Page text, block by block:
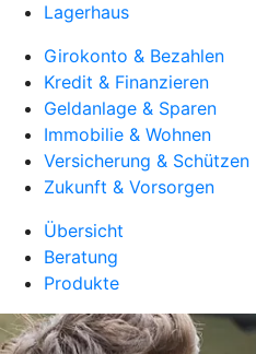
Lagerhaus
Girokonto & Bezahlen
Kredit & Finanzieren
Geldanlage & Sparen
Immobilie & Wohnen
Versicherung & Schützen
Zukunft & Vorsorgen
Übersicht
Beratung
Produkte